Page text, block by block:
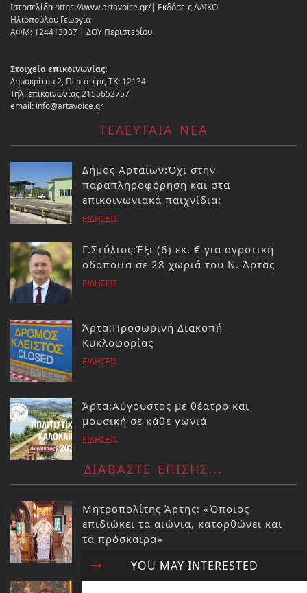
YOU MAY INTERESTED
Ιστοσελίδα https://www.artavoice.gr/| Εκδόσεις ΑΛΙΚΟ
Ηλιοπούλου Γεωργία
ΑΦΜ: 124413037 | ΔΟΥ Περιστερίου
Στοιχεία επικοινωνίας:
Δημοκρίτου 2, Περιστέρι, ΤΚ: 12134
Τηλ. επικοινωνίας 2155652757
email: info@artavoice.gr
ΤΕΛΕΥΤΑΙΑ ΝΕΑ
Δήμος Αρταίων:Όχι στην
παραπληροφόρηση και στα
επικοινωνιακά παιχνίδια:
ΕΙΔΗΣΕΙΣ
Γ.Στύλιος:Έξι (6) εκ. € για αγροτική
οδοποιία σε 28 χωριά του Ν. Άρτας
ΕΙΔΗΣΕΙΣ
Άρτα:Προσωρινή Διακοπή
Κυκλοφορίας
ΕΙΔΗΣΕΙΣ
Άρτα:Αύγουστος με θέατρο και
μουσική σε κάθε γωνιά
ΕΙΔΗΣΕΙΣ
ΔΙΑΒΑΣΤΕ ΕΠΙΣΗΣ...
Μητροπολίτης Άρτης: «Όποιος
επιδιώκει τα αιώνια, κατορθώνει και
τα πρόσκαιρα»